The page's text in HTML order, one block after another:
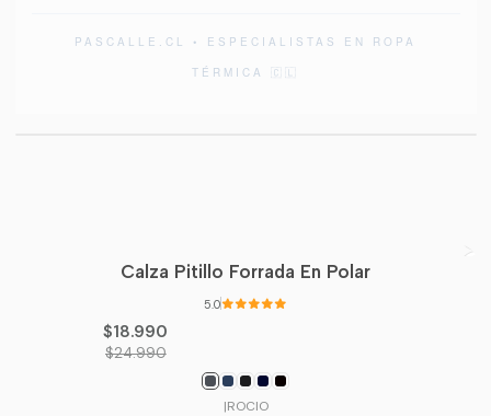
PASCALLE.CL • ESPECIALISTAS EN ROPA
TÉRMICA 🇨🇱
Calza Pitillo Forrada En Polar
5.0
$18.990
$24.990
|ROCIO